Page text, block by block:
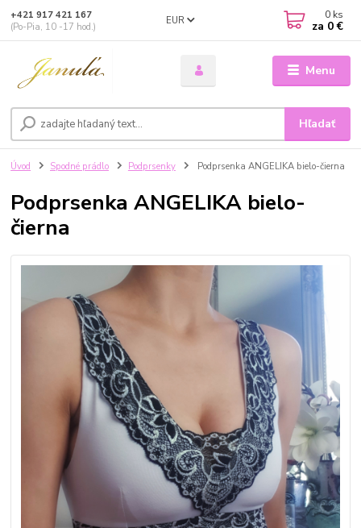
Menu
EUR
Hľadať
+421 917 421 167
(Po-Pia, 10 -17 hod.)
0 ks
za 0 €
Úvod Spodné prádlo Podprsenky Podprsenka ANGELIKA bielo-čierna
Podprsenka ANGELIKA bielo-
čierna